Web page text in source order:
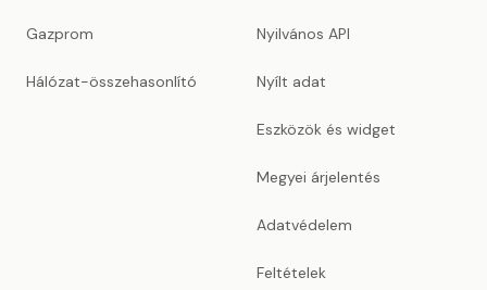
Gazprom
Hálózat-összehasonlító
Nyilvános API
Nyílt adat
Eszközök és widget
Megyei árjelentés
Adatvédelem
Feltételek